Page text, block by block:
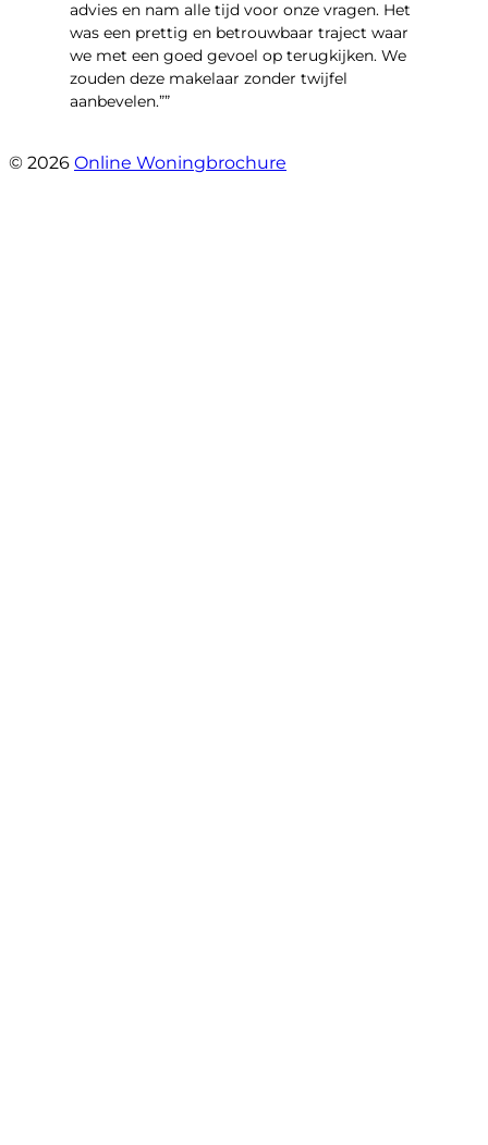
advies en nam alle tijd voor onze vragen. Het
was een prettig en betrouwbaar traject waar
we met een goed gevoel op terugkijken. We
zouden deze makelaar zonder twijfel
aanbevelen.””
© 2026 Online Woningbrochure